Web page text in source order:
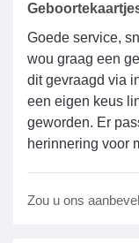
Goede service,
wou graag een
dit gevraagd via
een eigen keus
geworden. Er
herinnering voor
Zou u ons